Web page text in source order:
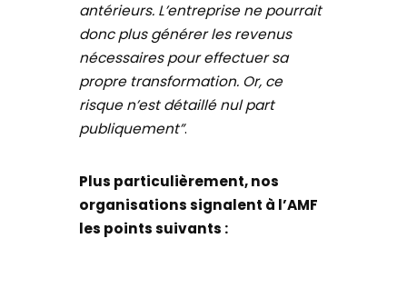
antérieurs. L’entreprise ne pourrait
donc plus générer les revenus
nécessaires pour effectuer sa
propre transformation. Or, ce
risque n’est détaillé nul part
publiquement”.
Plus particulièrement, nos
organisations signalent à l’AMF
les points suivants :